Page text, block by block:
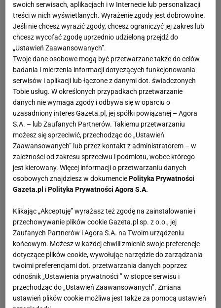
Dzieci: córka Suri Cruise
Związki: Tom Cruise (mąż, 2006 - 2012 rozwód)
Instagram: @katieholmes212
Facebook: Facebook.com/KatieHolmesDaily
Katie Holmes: dzieciństwo i początki kariery
Katie Holmes przyszła na świat w mieście Toledo w
stanie Ohio. Jest najmłodszym z pięciorga dzieci
gospodyni domowej i prawnika specjalizującego się w
rozwodach. Katie Holmes była wzorową uczennicą i
prowadziła życie typowej amerykańskiej nastolatki: była
cheerleaderką z mnóstwem przyjaciółek, grającą w
szkolnych przedstawieniach.
Jako nastolatka Katie Holmes chodziła do szkoły
modelek. 1996 roku trafiła na pokaz talentów w Nowym
z tego występu przypadkiem trafiła w ręce producenta
filmu "Burza lodowa", który obsadził Katie w roli jednej z
bohaterek filmu. Od tej pory Katie rozpoczęła swoją
przygodę z obiektywem kamery.
W 1997 wygrała casting do serialu "Jezioro marzeń".
Została jej powierzona rola Joey Potter, za którą widzowie
pokochali Katie Holmes. Pokochała ją również
amerykańska prasa, która w tamtym czasie bardzo
swoich serwisach, aplikacjach i w Internecie lub personalizacji
treści w nich wyświetlanych. Wyrażenie zgody jest dobrowolne.
Jeśli nie chcesz wyrazić zgody, chcesz ograniczyć jej zakres lub
chcesz wycofać zgodę uprzednio udzieloną przejdź do
„Ustawień Zaawansowanych”.
Twoje dane osobowe mogą być przetwarzane także do celów
badania i mierzenia informacji dotyczących funkcjonowania
serwisów i aplikacji lub łączone z danymi dot. świadczonych
Tobie usług. W określonych przypadkach przetwarzanie
danych nie wymaga zgody i odbywa się w oparciu o
uzasadniony interes Gazeta.pl, jej spółki powiązanej – Agora
S.A. – lub Zaufanych Partnerów. Takiemu przetwarzaniu
możesz się sprzeciwić, przechodząc do „Ustawień
Zaawansowanych” lub przez kontakt z administratorem – w
zależności od zakresu sprzeciwu i podmiotu, wobec którego
jest kierowany. Więcej informacji o przetwarzaniu danych
osobowych znajdziesz w dokumenciePolityka Prywatności
Gazeta.pl iPolityka Prywatności Agora S.A.
Klikając „Akceptuję” wyrażasz też zgodę na zainstalowanie i
przechowywanie plików cookie Gazeta.pl sp. z o.o., jej
Zaufanych Partnerów i Agora S.A. na Twoim urządzeniu
końcowym. Możesz w każdej chwili zmienić swoje preferencje
dotyczące plików cookie, wywołując narzędzie do zarządzania
twoimi preferencjami dot. przetwarzania danych poprzez
odnośnik „Ustawienia prywatności ” w stopce serwisu i
przechodząc do „Ustawień Zaawansowanych”. Zmiana
ustawień plików cookie możliwa jest także za pomocą ustawień